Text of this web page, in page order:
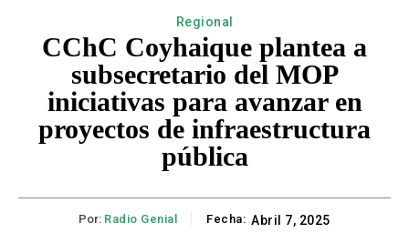
Regional
CChC Coyhaique plantea a
subsecretario del MOP
iniciativas para avanzar en
proyectos de infraestructura
pública
Por: Radio Genial Fecha: Abril 7, 2025